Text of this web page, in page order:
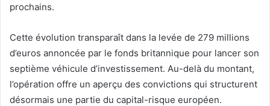
prochains.
Cette évolution transparaît dans la levée de 279 millions
d’euros annoncée par le fonds britannique pour lancer son
septième véhicule d’investissement. Au-delà du montant,
l’opération offre un aperçu des convictions qui structurent
désormais une partie du capital-risque européen.